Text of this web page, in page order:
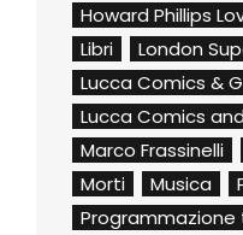
Howard Phillips
Libri
London
Lucca Comics &
Lucca Comics
Marco Frassinelli
Morti
Musica
Programmazione